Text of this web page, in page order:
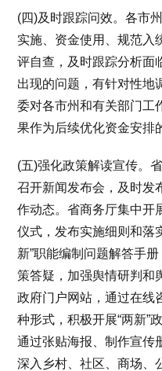
(四)及时跟踪问效。各市
实施、资金使用、规范入
评自查，及时跟踪分析面
出现的问题，有针对性地
委对各市州和有关部门工
果作为后续优化资金安排
(五)强化政策解读宣传。
召开新闻发布会，及时发
作动态。省商务厅集中开
仪式，发布实施细则和落
新”职能编制问题解答手
策答疑，加强舆情研判和
政府门户网站，通过在线
种形式，积极开展“两新”
通过张贴海报、制作宣传
深入乡村、社区、商场、